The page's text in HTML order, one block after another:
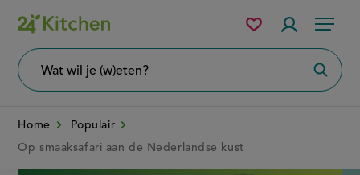
Overslaan
en
naar
Menu
wil
Mijn
bewaarde
Home
Populair
Op smaaksafari aan de Nederlandse kust